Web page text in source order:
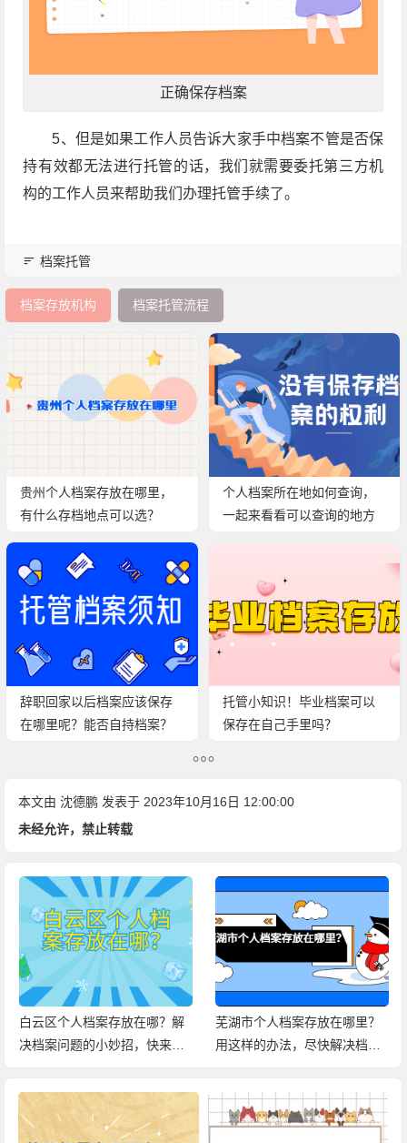
正确保存档案
5、但是如果工作人员告诉大家手中档案不管是否保
持有效都无法进行托管的话，我们就需要委托第三方机
构的工作人员来帮助我们办理托管手续了。
档案托管
档案存放机构 档案托管流程
贵州个人档案存放在哪里，
有什么存档地点可以选？
个人档案所在地如何查询，
一起来看看可以查询的地方
辞职回家以后档案应该保存
在哪里呢？能否自持档案？
托管小知识！毕业档案可以
保存在自己手里吗？
本文由沈德鹏 发表于 2023年10月16日 12:00:00
未经允许，禁止转载
芜湖市个人档案存放在哪里？
用这样的办法，尽快解决档案
赤壁市个人档案存放在哪里？
花两分钟了解档案存放信息！